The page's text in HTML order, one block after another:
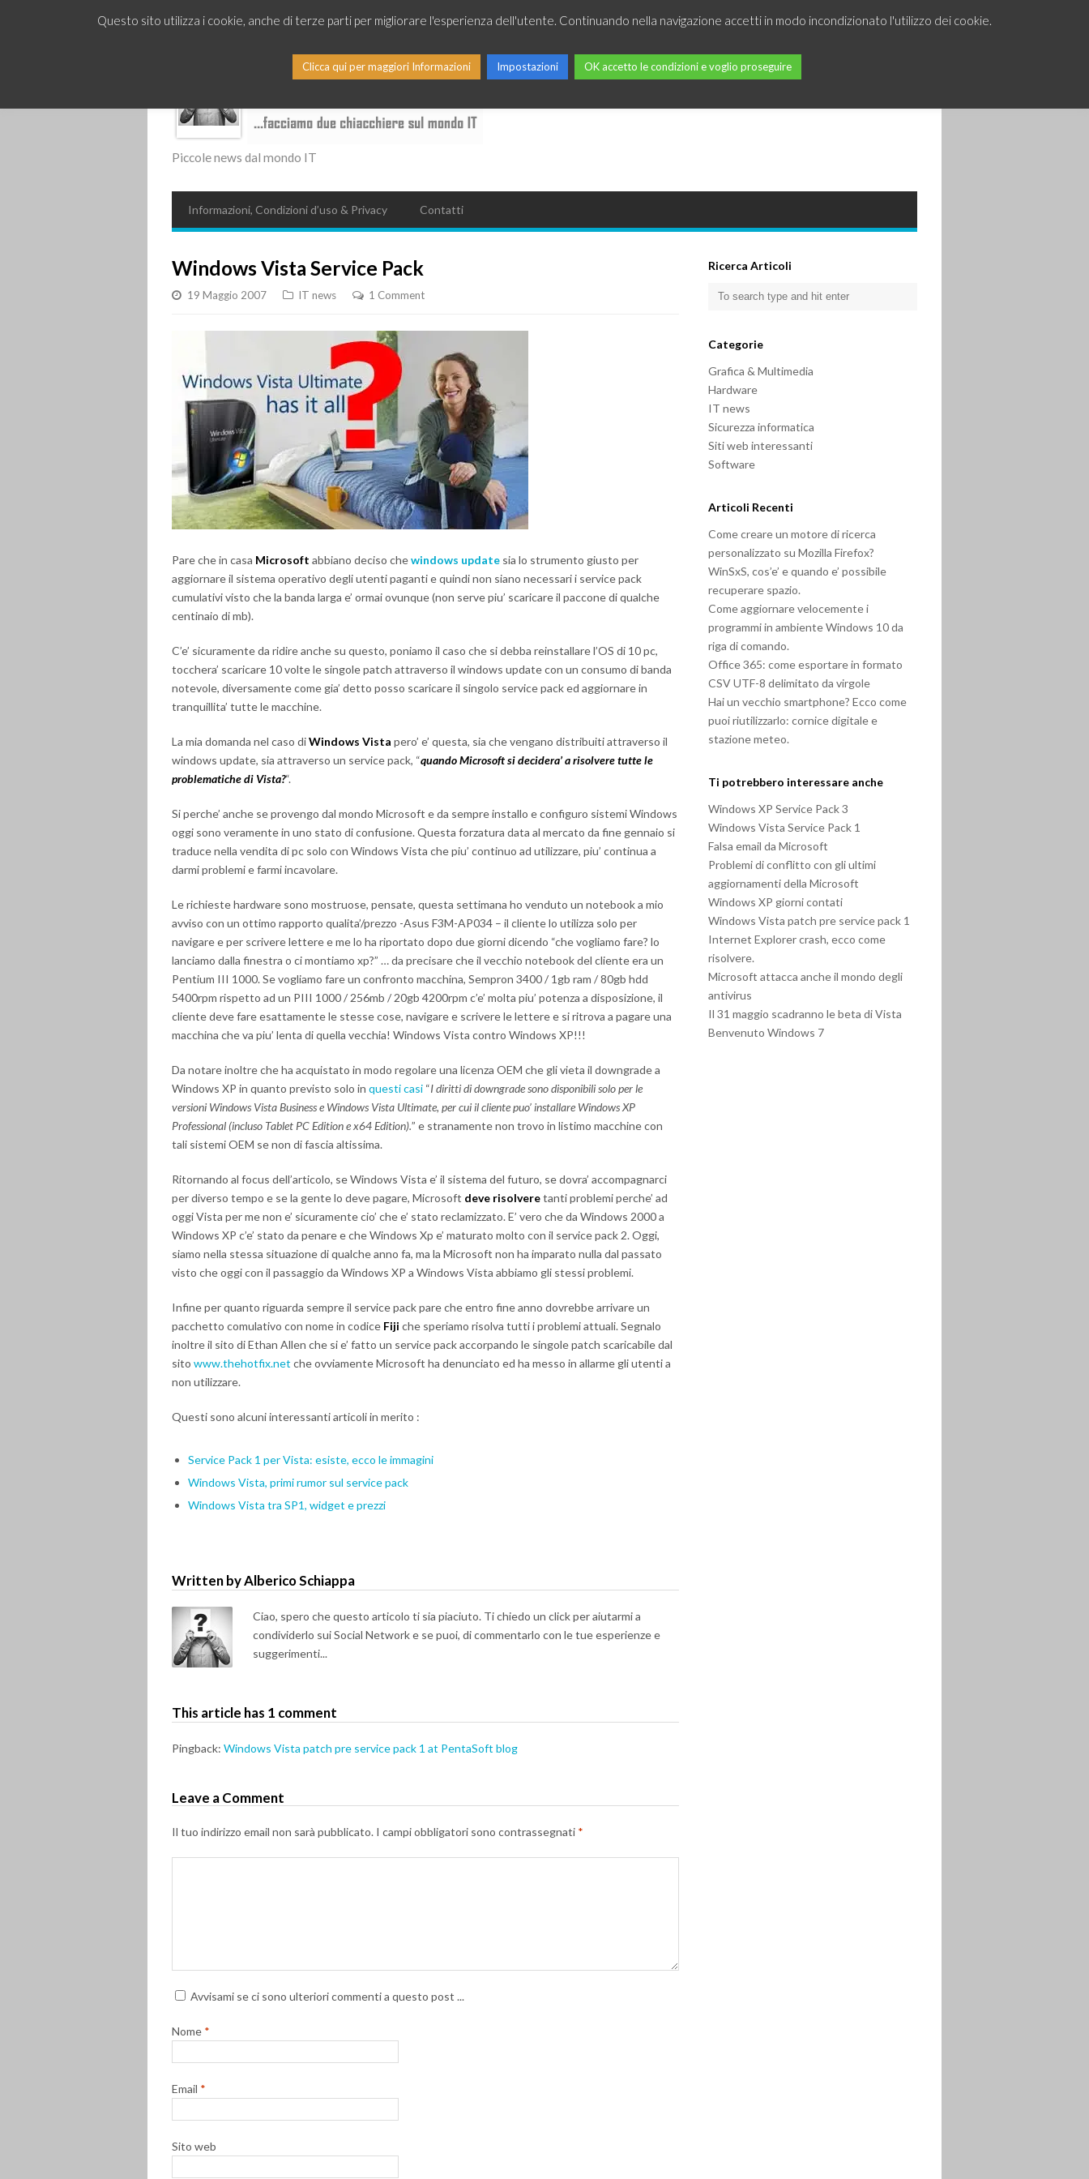
Piccole news dal mondo IT
Informazioni, Condizioni d’uso & Privacy Contatti
Windows Vista Service Pack
19 Maggio 2007 IT news 1 Comment
Pare che in casa Microsoft abbiano deciso chewindows update sia lo strumento giusto per
aggiornare il sistema operativo degli utenti paganti e quindi non siano necessari i service pack
cumulativi visto che la banda larga e’ ormai ovunque (non serve piu’ scaricare il paccone di qualche
centinaio di mb).
C’e’ sicuramente da ridire anche su questo, poniamo il caso che si debba reinstallare l’OS di 10 pc,
tocchera’ scaricare 10 volte le singole patch attraverso il windows update con un consumo di banda
notevole, diversamente come gia’ detto posso scaricare il singolo service pack ed aggiornare in
tranquillita’ tutte le macchine.
La mia domanda nel caso diWindows Vista pero’ e’ questa, sia che vengano distribuiti attraverso il
windows update, sia attraverso un service pack, “quando Microsoft si decidera’ a risolvere tutte le
problematiche di Vista?“.
Si perche’ anche se provengo dal mondo Microsoft e da sempre installo e configuro sistemi Windows
oggi sono veramente in uno stato di confusione. Questa forzatura data al mercato da fine gennaio si
traduce nella vendita di pc solo con Windows Vista che piu’ continuo ad utilizzare, piu’ continua a
darmi problemi e farmi incavolare.
Le richieste hardware sono mostruose, pensate, questa settimana ho venduto un notebook a mio
avviso con un ottimo rapporto qualita’/prezzo -Asus F3M-AP034 – il cliente lo utilizza solo per
navigare e per scrivere lettere e me lo ha riportato dopo due giorni dicendo “che vogliamo fare? lo
lanciamo dalla finestra o ci montiamo xp?” … da precisare che il vecchio notebook del cliente era un
Pentium III 1000. Se vogliamo fare un confronto macchina, Sempron 3400 / 1gb ram / 80gb hdd
5400rpm rispetto ad un PIII 1000 / 256mb / 20gb 4200rpm c’e’ molta piu’ potenza a disposizione, il
cliente deve fare esattamente le stesse cose, navigare e scrivere le lettere e si ritrova a pagare una
macchina che va piu’ lenta di quella vecchia! Windows Vista contro Windows XP!!!
Da notare inoltre che ha acquistato in modo regolare una licenza OEM che gli vieta il downgrade a
Windows XP in quanto previsto solo in questi casi “I diritti di downgrade sono disponibili solo per le
versioni Windows Vista Business e Windows Vista Ultimate, per cui il cliente puo’ installare Windows XP
Professional (incluso Tablet PC Edition e x64 Edition).” e stranamente non trovo in listimo macchine con
tali sistemi OEM se non di fascia altissima.
Ritornando al focus dell’articolo, se Windows Vista e’ il sistema del futuro, se dovra’ accompagnarci
per diverso tempo e se la gente lo deve pagare, Microsoft deve risolveretanti problemi perche’ ad
oggi Vista per me non e’ sicuramente cio’ che e’ stato reclamizzato. E’ vero che da Windows 2000 a
Windows XP c’e’ stato da penare e che Windows Xp e’ maturato molto con il service pack 2. Oggi,
siamo nella stessa situazione di qualche anno fa, ma la Microsoft non ha imparato nulla dal passato
visto che oggi con il passaggio da Windows XP a Windows Vista abbiamo gli stessi problemi.
Infine per quanto riguarda sempre il service pack pare che entro fine anno dovrebbe arrivare un
pacchetto comulativo con nome in codice Fiji che speriamo risolva tutti i problemi attuali. Segnalo
inoltre il sito di Ethan Allen che si e’ fatto un service pack accorpando le singole patch scaricabile dal
sito www.thehotfix.net che ovviamente Microsoft ha denunciato ed ha messo in allarme gli utenti a
non utilizzare.
Questi sono alcuni interessanti articoli in merito :
Service Pack 1 per Vista: esiste, ecco le immagini
Windows Vista, primi rumor sul service pack
Windows Vista tra SP1, widget e prezzi
Written by Alberico Schiappa
Ciao, spero che questo articolo ti sia piaciuto. Ti chiedo un click per aiutarmi a
condividerlo sui Social Network e se puoi, di commentarlo con le tue esperienze e
suggerimenti...
This article has 1 comment
Pingback: Windows Vista patch pre service pack 1 at PentaSoft blog
Leave a Comment
Il tuo indirizzo email non sarà pubblicato. I campi obbligatori sono contrassegnati *
Avvisami se ci sono ulteriori commenti a questo post ...
Nome *
Email *
Sito web
Ricerca Articoli
Categorie
Grafica & Multimedia
Hardware
IT news
Sicurezza informatica
Siti web interessanti
Software
Articoli Recenti
Come creare un motore di ricerca
personalizzato su Mozilla Firefox?
WinSxS, cos’e’ e quando e’ possibile
recuperare spazio.
Come aggiornare velocemente i
programmi in ambiente Windows 10 da
riga di comando.
Office 365: come esportare in formato
CSV UTF-8 delimitato da virgole
Hai un vecchio smartphone? Ecco come
puoi riutilizzarlo: cornice digitale e
stazione meteo.
Ti potrebbero interessare anche
Windows XP Service Pack 3
Windows Vista Service Pack 1
Falsa email da Microsoft
Problemi di conflitto con gli ultimi
aggiornamenti della Microsoft
Windows XP giorni contati
Windows Vista patch pre service pack 1
Internet Explorer crash, ecco come
risolvere.
Microsoft attacca anche il mondo degli
antivirus
Il 31 maggio scadranno le beta di Vista
Benvenuto Windows 7
Questo sito utilizza i cookie, anche di terze parti per migliorare l'esperienza dell'utente. Continuando nella navigazione accetti in modo incondizionato l'utilizzo dei cookie.
Clicca qui per maggiori Informazioni Impostazioni OK accetto le condizioni e voglio proseguire